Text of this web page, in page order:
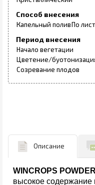
Способ внесения
Капельный поливПо
Период внесения
Начало вегетации
Цветение/
Созревание плодов
Описание
WINCROPS
высокое